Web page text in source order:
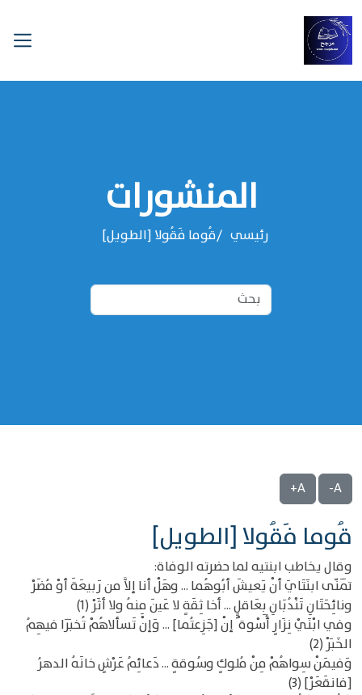
المنشورات
رئيسي قُوما فَقُولا [الطويل]
A-
A+
قُوما فَقُولا [الطويل]
وقال يخاطب ابنتيه لما حضرته الوفاة:
تَمَنّى ابنَتَايَ أنْ يَعيشَ أبُوهُما ... وهَلْ أنا إلاَّ من رَبيعَةَ أوْ مُضَرْ
ونائِحَتَانِ تَنْدُبَانِ بِعَاقلٍ ... أخا ثِقَةٍ لا عَينَ مِنهُ ولا أثَرْ (1)
وفي ابْنَيْ نِزَارٍ أُسْوة ٌ إنْ [جَزِعتُما] ... وَإنْ تَسألاهُمْ تُخبَرَا فيهِمُ
الخَبَرْ (2)
وَفيمَنْ سِواهُمْ مِنْ مُلوكٍ وسُوقةٍ ... دَعائِمُ عَرْشٍ خانَهُ الدهرُ
[فانقَعَرْ] (3)